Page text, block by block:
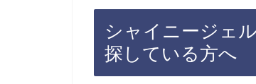
シャイニージェ
探している方へ